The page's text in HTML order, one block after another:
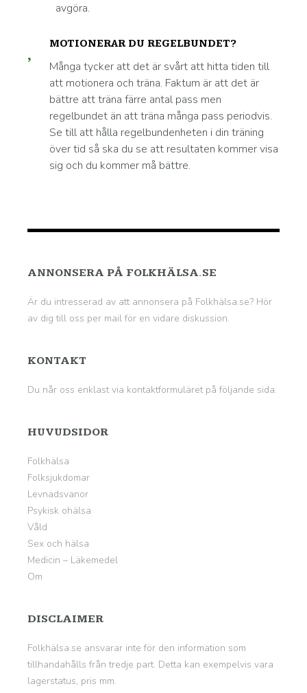
avgöra.
MOTIONERAR DU REGELBUNDET?
Många tycker att det är svårt att hitta tiden till
att motionera och träna. Faktum är att det är
bättre att träna färre antal pass men
regelbundet än att träna många pass periodvis.
Se till att hålla regelbundenheten i din träning
över tid så ska du se att resultaten kommer visa
sig och du kommer må bättre.
ANNONSERA PÅ FOLKHÄLSA.SE
Är du intresserad av att annonsera på Folkhälsa.se? Hör
av dig till oss per mail för en vidare diskussion.
KONTAKT
Du når oss enklast via kontaktformuläret på följande sida.
HUVUDSIDOR
Folkhälsa
Folksjukdomar
Levnadsvanor
Psykisk ohälsa
Våld
Sex och hälsa
Medicin – Läkemedel
Om
DISCLAIMER
Folkhälsa.se ansvarar inte för den information som
tillhandahålls från tredje part. Detta kan exempelvis vara
lagerstatus, pris mm.